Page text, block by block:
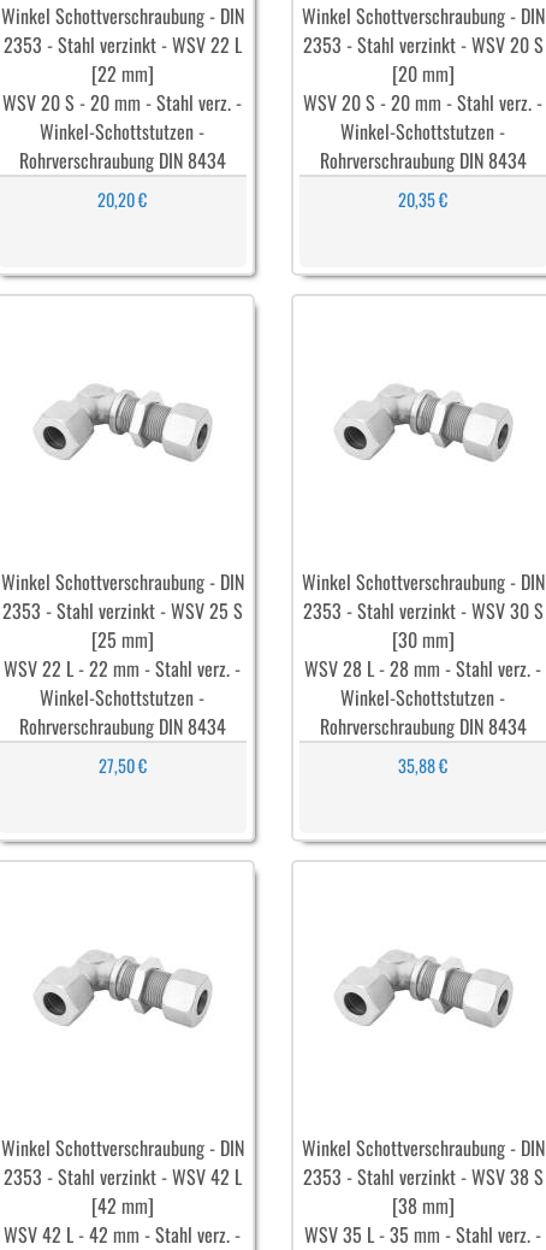
Winkel Schottverschraubung - DIN
2353 - Stahl verzinkt - WSV 22 L
[22 mm]
WSV 20 S - 20 mm - Stahl verz. -
Winkel-Schottstutzen -
Rohrverschraubung DIN 8434
20,20 €
Winkel Schottverschraubung - DIN
2353 - Stahl verzinkt - WSV 20 S
[20 mm]
WSV 20 S - 20 mm - Stahl verz. -
Winkel-Schottstutzen -
Rohrverschraubung DIN 8434
20,35 €
Winkel Schottverschraubung - DIN
2353 - Stahl verzinkt - WSV 25 S
[25 mm]
WSV 22 L - 22 mm - Stahl verz. -
Winkel-Schottstutzen -
Rohrverschraubung DIN 8434
27,50 €
Winkel Schottverschraubung - DIN
2353 - Stahl verzinkt - WSV 30 S
[30 mm]
WSV 28 L - 28 mm - Stahl verz. -
Winkel-Schottstutzen -
Rohrverschraubung DIN 8434
35,88 €
Winkel Schottverschraubung - DIN
2353 - Stahl verzinkt - WSV 42 L
[42 mm]
WSV 42 L - 42 mm - Stahl verz. -
Winkel Schottverschraubung - DIN
2353 - Stahl verzinkt - WSV 38 S
[38 mm]
WSV 35 L - 35 mm - Stahl verz. -